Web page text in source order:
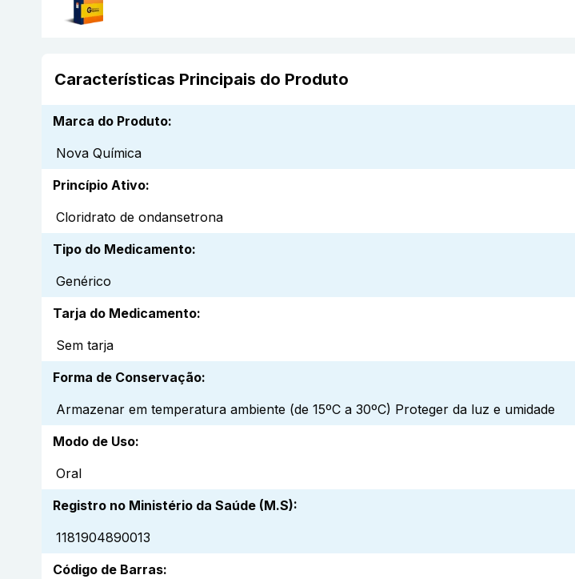
Características Principais do Produto
Marca do Produto:
Nova Química
Princípio Ativo:
Cloridrato de ondansetrona
Tipo do Medicamento:
Genérico
Tarja do Medicamento:
Sem tarja
Forma de Conservação:
Armazenar em temperatura ambiente (de 15ºC a 30ºC) Proteger da luz e umidade
Modo de Uso:
Oral
Registro no Ministério da Saúde (M.S):
1181904890013
Código de Barras: